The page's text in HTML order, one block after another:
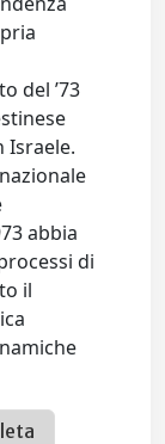
del ’73
Israele.
abbia
di
il